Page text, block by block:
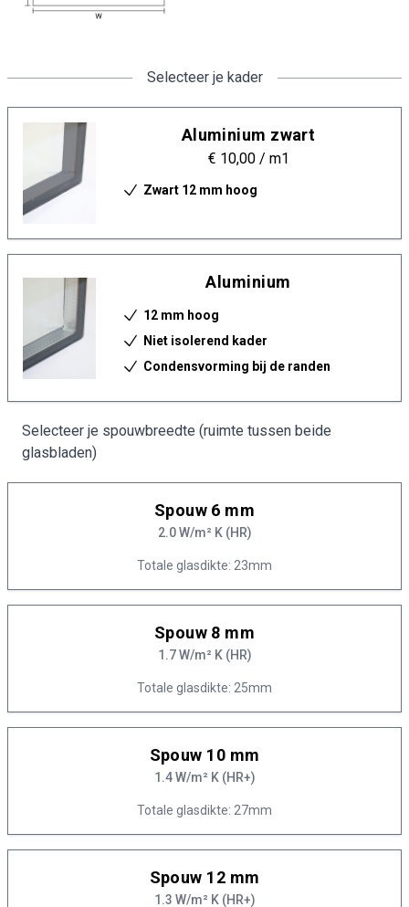
Selecteer je kader
Aluminium zwart
€ 10,00/ m1
Zwart 12 mm hoog
Aluminium
12 mm hoog
Niet isolerend kader
Condensvorming bij de randen
Selecteer je spouwbreedte (ruimte tussen beide
glasbladen)
Spouw 6 mm
2.0 W/m² K (HR)
Totale glasdikte: 23mm
Spouw 8 mm
1.7 W/m² K (HR)
Totale glasdikte: 25mm
Spouw 10 mm
1.4 W/m² K (HR+)
Totale glasdikte: 27mm
Spouw 12 mm
1.3 W/m² K (HR+)